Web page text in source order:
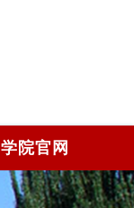
学院官网